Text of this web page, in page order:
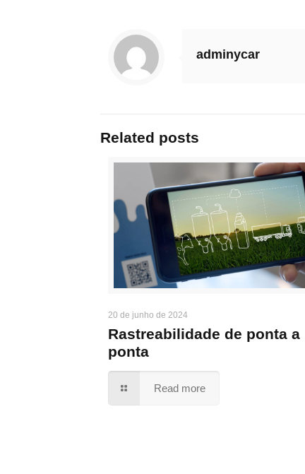
adminycar
Related posts
20 de junho de 2024
Rastreabilidade de ponta a
ponta
Read more